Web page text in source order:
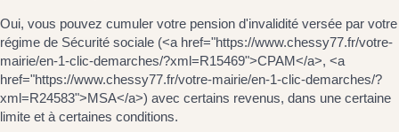
Oui, vous pouvez cumuler votre pension d'invalidité versée par votre
régime de Sécurité sociale (<a href="https://www.chessy77.fr/votre-
mairie/en-1-clic-demarches/?xml=R15469">CPAM</a>, <a
href="https://www.chessy77.fr/votre-mairie/en-1-clic-demarches/?
xml=R24583">MSA</a>) avec certains revenus, dans une certaine
limite et à certaines conditions.